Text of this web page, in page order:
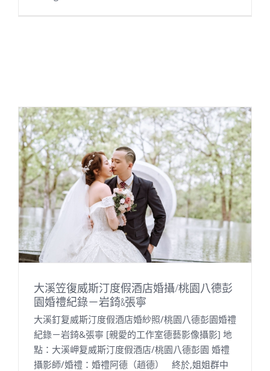
大溪笠復威斯汀度假酒店婚攝/桃園八德彭
園婚禮紀錄－岩錡&張寧
大溪釘复威斯汀度假酒店婚紗照/桃園八德彭園婚禮
紀錄－岩錡&張寧 [親愛的工作室德藝影像攝影] 地
點：大溪岬复威斯汀度假酒店/桃園八德彭園 婚禮
攝影師/婚禮：婚禮阿德（趙德） 終於,姐姐群中